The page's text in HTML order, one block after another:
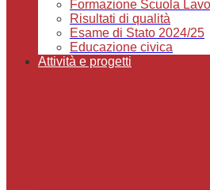
Formazione Scuola
Risultati di qualità
Esame di Stato 2024/25
Educazione civica
Attività e progetti